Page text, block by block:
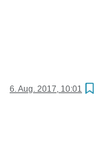
6. Aug. 2017, 10:01